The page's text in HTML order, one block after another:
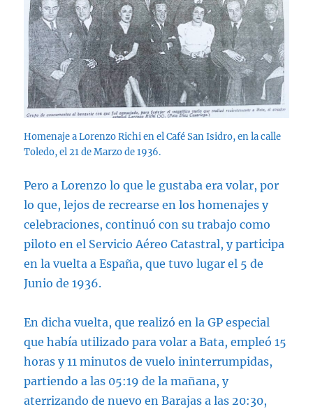
Homenaje a Lorenzo Richi en el Café San Isidro, en la calle
Toledo, el 21 de Marzo de 1936.
Pero a Lorenzo lo que le gustaba era volar, por
lo que, lejos de recrearse en los homenajes y
celebraciones, continuó con su trabajo como
piloto en el Servicio Aéreo Catastral, y participa
en la vuelta a España, que tuvo lugar el 5 de
Junio de 1936.
En dicha vuelta, que realizó en la GP especial
que había utilizado para volar a Bata, empleó 15
horas y 11 minutos de vuelo ininterrumpidas,
partiendo a las 05:19 de la mañana, y
aterrizando de nuevo en Barajas a las 20:30,